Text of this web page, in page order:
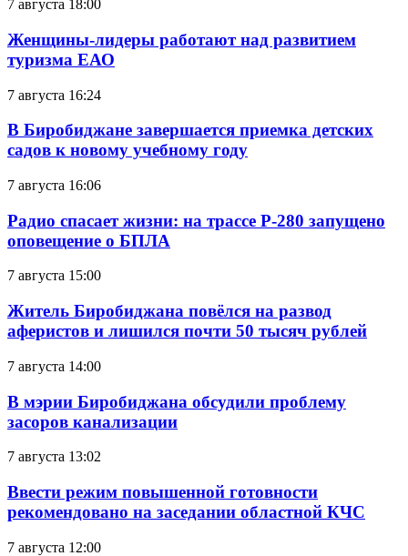
7 августа 18:00
Женщины-лидеры работают над развитием
туризма ЕАО
7 августа 16:24
В Биробиджане завершается приемка детских
садов к новому учебному году
7 августа 16:06
Радио спасает жизни: на трассе Р-280 запущено
оповещение о БПЛА
7 августа 15:00
Житель Биробиджана повёлся на развод
аферистов и лишился почти 50 тысяч рублей
7 августа 14:00
В мэрии Биробиджана обсудили проблему
засоров канализации
7 августа 13:02
Ввести режим повышенной готовности
рекомендовано на заседании областной КЧС
7 августа 12:00